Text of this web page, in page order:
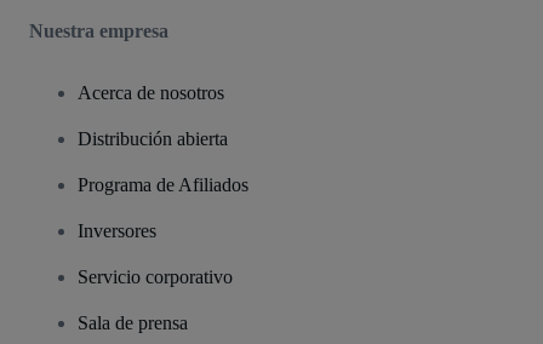
Nuestra empresa
Acerca de nosotros
Distribución abierta
Programa de Afiliados
Inversores
Servicio corporativo
Sala de prensa